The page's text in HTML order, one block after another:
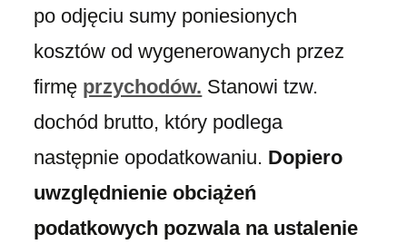
po odjęciu sumy poniesionych
kosztów od wygenerowanych przez
firmę przychodów. Stanowi tzw.
dochód brutto, który podlega
następnie opodatkowaniu. Dopiero
uwzględnienie obciążeń
podatkowych pozwala na ustalenie